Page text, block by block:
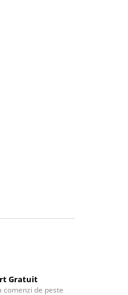
Gratuit
comenzi de peste